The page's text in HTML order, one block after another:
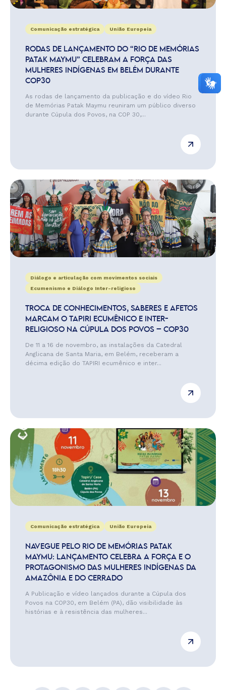
Comunicação estratégica União Europeia
RODAS DE LANÇAMENTO DO “RIO DE MEMÓRIAS
PATAK MAYMU” CELEBRAM A FORÇA DAS
MULHERES INDÍGENAS EM BELÉM DURANTE
COP30
As rodas de lançamento da publicação e do vídeo Rio
de Memórias Patak Maymu reuniram um público diverso
durante Cúpula dos Povos, na COP 30,...
Diálogo e articulação com movimentos sociais
Ecumenismo e Diálogo Inter-religioso
TROCA DE CONHECIMENTOS, SABERES E AFETOS
MARCAM O TAPIRI ECUMÊNICO E INTER-
RELIGIOSO NA CÚPULA DOS POVOS – COP30
De 11 a 16 de novembro, as instalações da Catedral
Anglicana de Santa Maria, em Belém, receberam a
décima edição do TAPIRI ecumênico e inter...
Comunicação estratégica União Europeia
NAVEGUE PELO RIO DE MEMÓRIAS PATAK
MAYMU: LANÇAMENTO CELEBRA A FORÇA E O
PROTAGONISMO DAS MULHERES INDÍGENAS DA
AMAZÔNIA E DO CERRADO
A Publicação e vídeo lançados durante a Cúpula dos
Povos na COP30, em Belém (PA), dão visibilidade às
histórias e à resistência das mulheres...